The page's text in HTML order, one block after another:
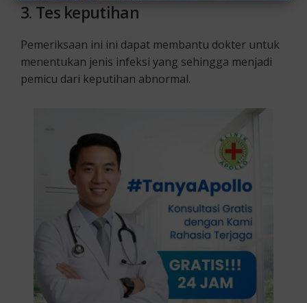
3. Tes keputihan
Pemeriksaan ini ini dapat membantu dokter untuk
menentukan jenis infeksi yang sehingga menjadi
pemicu dari keputihan abnormal.